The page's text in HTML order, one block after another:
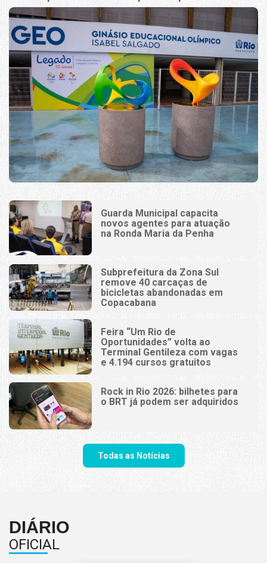
Guarda Municipal capacita
novos agentes para atuação
na Ronda Maria da Penha
Subprefeitura da Zona Sul
remove 40 carcaças de
bicicletas abandonadas em
Copacabana
Feira “Um Rio de
Oportunidades” volta ao
Terminal Gentileza com vagas
e 4.194 cursos gratuitos
Rock in Rio 2026: bilhetes para
o BRT já podem ser adquiridos
Todas as Notícias
DIÁRIO
OFICIAL